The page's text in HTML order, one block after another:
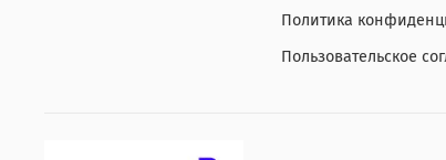
Политика
Пользовательское